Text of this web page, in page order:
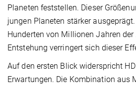
Planeten feststellen. Dieser
jungen Planeten stärker
Hunderten von Millionen Jahren
Entstehung verringert sich dieser
Auf den ersten Blick widerspricht
Erwartungen. Die Kombination aus